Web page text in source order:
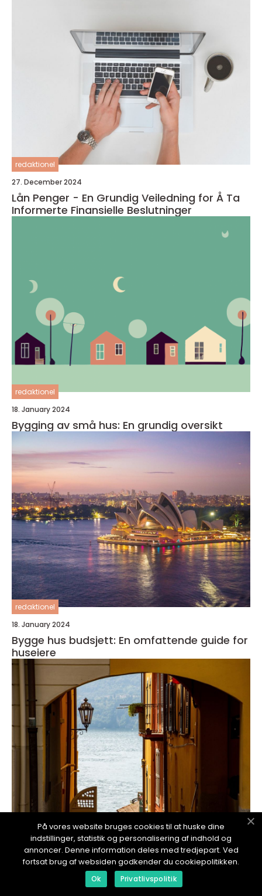
redaktionel
27. December 2024
Lån Penger - En Grundig Veiledning for Å Ta
Informerte Finansielle Beslutninger
redaktionel
18. January 2024
Bygging av små hus: En grundig oversikt
redaktionel
18. January 2024
Bygge hus budsjett: En omfattende guide for
huseiere
redaktionel
18. January 2024
Bygge på et gammelt hus: Utforsk
På vores website bruges cookies til at huske dine
indstillinger, statistik og personalisering af indhold og
annoncer. Denne information deles med tredjepart. Ved
fortsat brug af websiden godkender du cookiepolitikken.
Ok Privatlivspolitik